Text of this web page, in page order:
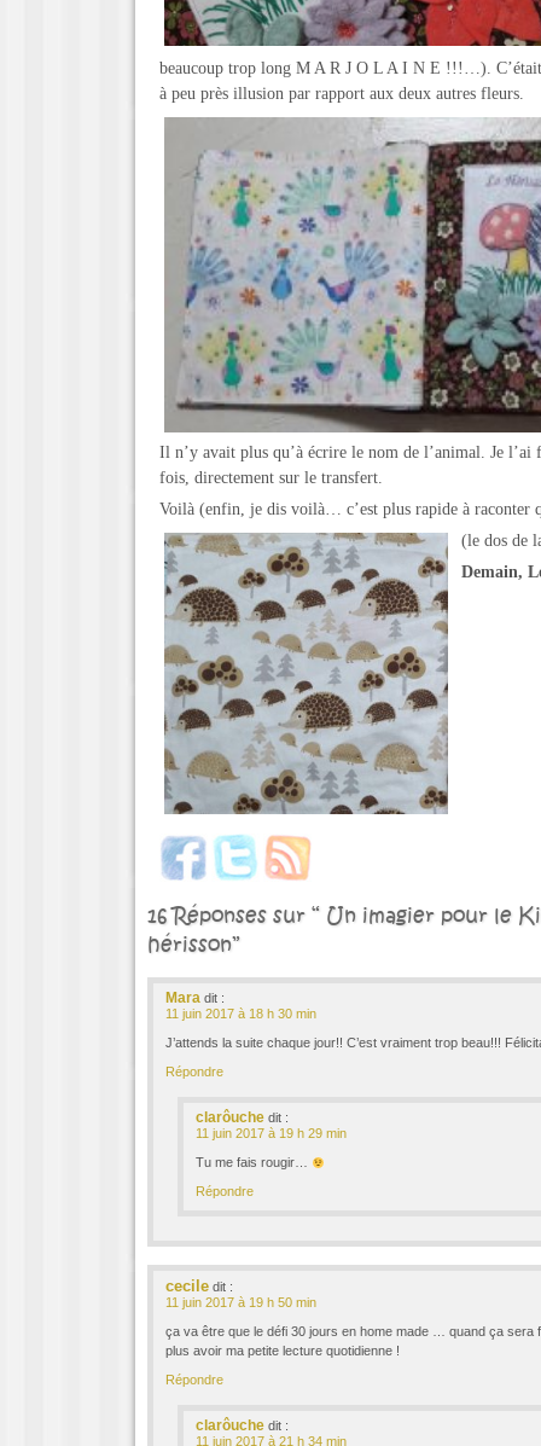
beaucoup trop long M A R J O L A I N E !!!…).
à peu près illusion par rapport aux deux autres fleurs.
Il n’y avait plus qu’à écrire le nom de l’animal. Je l’ai
fois, directement sur le transfert.
Voilà (enfin, je dis voilà… c’est plus rapide à raconter
(le dos de
Demain,
16 Réponses sur “ Un imagier pour le
hérisson”
Mara dit :
11 juin 2017 à 18 h 30 min
J’attends la suite chaque jour!! C’est vraiment trop beau!!!
Répondre
clarôuche dit :
11 juin 2017 à 19 h 29 min
Tu me fais rougir…
Répondre
cecile dit :
11 juin 2017 à 19 h 50 min
ça va être que le défi 30 jours en home made … quand ça sera
plus avoir ma petite lecture quotidienne !
Répondre
clarôuche dit :
11 juin 2017 à 21 h 34 min